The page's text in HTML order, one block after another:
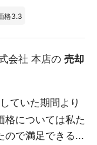
格3.3
会社 本店の 売却
ていた期間より
格については私た
ので満足できる...